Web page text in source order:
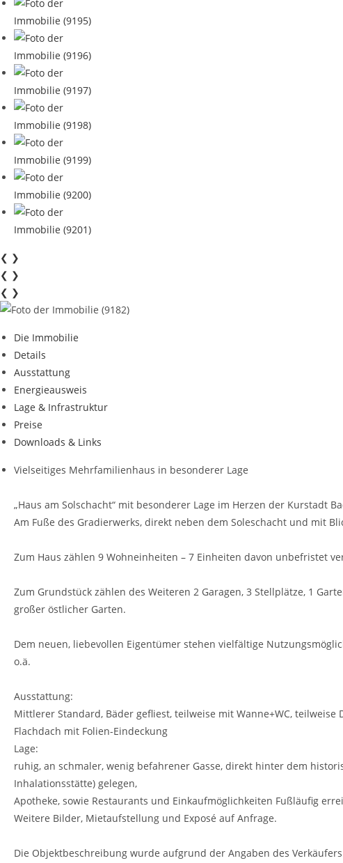
❮ ❯
❮ ❯
❮ ❯
Die Immobilie
Details
Ausstattung
Energieausweis
Lage & Infrastruktur
Preise
Downloads & Links
Vielseitiges Mehrfamilienhaus in besonderer Lage
„Haus am Solschacht“ mit besonderer Lage im Herzen der Kurstadt
Am Fuße des Gradierwerks, direkt neben dem Soleschacht und mit
Zum Haus zählen 9 Wohneinheiten – 7 Einheiten davon unbefristet
Zum Grundstück zählen des Weiteren 2 Garagen, 3 Stellplätze, 1
großer östlicher Garten.
Dem neuen, liebevollen Eigentümer stehen vielfältige
o.ä.
Ausstattung:
Mittlerer Standard, Bäder gefliest, teilweise mit Wanne+WC,
Flachdach mit Folien-Eindeckung
Lage:
ruhig, an schmaler, wenig befahrener Gasse, direkt hinter dem
Inhalationsstätte) gelegen,
Apotheke, sowie Restaurants und Einkaufmöglichkeiten Fußläufig
Weitere Bilder, Mietaufstellung und Exposé auf Anfrage.
Die Objektbeschreibung wurde aufgrund der Angaben des